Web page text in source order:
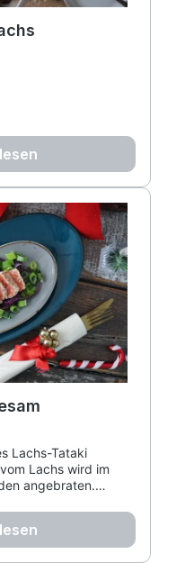
Lachs-Tataki
Lachs wird im
angebraten.
perfekt als Lachs-